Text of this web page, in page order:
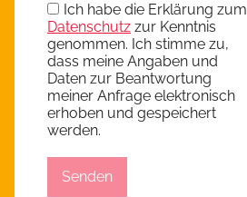
Ich habe die Erklärung zum
Datenschutz zur Kenntnis
genommen. Ich stimme zu,
dass meine Angaben und
Daten zur Beantwortung
meiner Anfrage elektronisch
erhoben und gespeichert
werden.
Senden